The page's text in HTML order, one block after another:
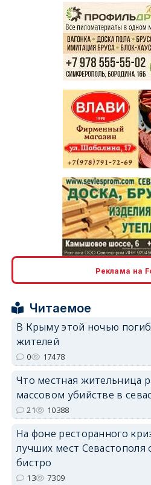
Реклама на
Читаемое
В Крыму этой ночью
жителей
0 17478
Что местная жительница
массовом убийстве в
21 10388
На фоне ресторанного
лучших мест Севастополя
бистро
13 7309